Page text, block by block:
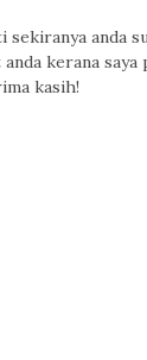
sekiranya anda
kerana saya
kasih!